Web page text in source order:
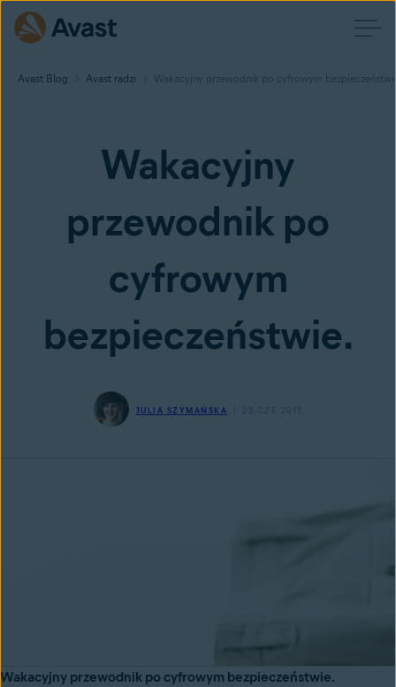
Avast Blog Avast radzi Wakacyjny przewodnik po cyfrowym
Wakacyjny
przewodnik po
cyfrowym
bezpieczeństwie.
JULIA SZYMAŃSKA 23 CZE 2015
Wakacyjny przewodnik po cyfrowym bezpieczeństwie.